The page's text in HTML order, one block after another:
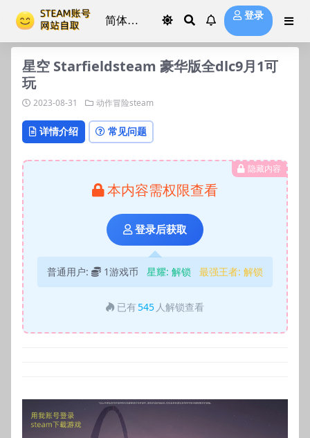
登录
星空 Starfieldsteam 豪华版全dlc9月1可
玩
2023-08-31 动作冒险steam
详情介绍 常见问题
隐藏内容
本内容需权限查看
登录后获取
普通用户: 1游戏币 星耀: 解锁 最强王者: 解锁
已有 545 人解锁查看